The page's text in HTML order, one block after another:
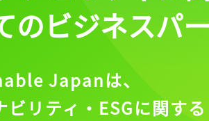
のビジネスパ
Japanは、
ビリティ・ESGに関する